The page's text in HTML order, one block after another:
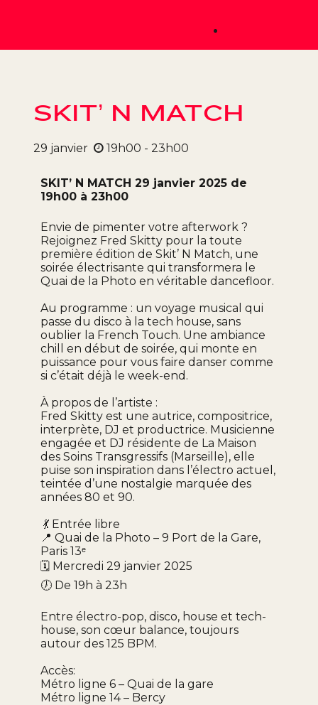
SKIT’ N MATCH
29 janvier 19h00 - 23h00
SKIT’ N MATCH 29 janvier 2025 de
19h00 à 23h00
Envie de pimenter votre afterwork ?
Rejoignez Fred Skitty pour la toute
première édition de Skit’ N Match, une
soirée électrisante qui transformera le
Quai de la Photo en véritable dancefloor.
Au programme : un voyage musical qui
passe du disco à la tech house, sans
oublier la French Touch. Une ambiance
chill en début de soirée, qui monte en
puissance pour vous faire danser comme
si c’était déjà le week-end.
À propos de l’artiste :
Fred Skitty est une autrice, compositrice,
interprète, DJ et productrice. Musicienne
engagée et DJ résidente de La Maison
des Soins Transgressifs (Marseille), elle
puise son inspiration dans l’électro actuel,
teintée d’une nostalgie marquée des
années 80 et 90.
💃Entrée libre
📍 Quai de la Photo – 9 Port de la Gare,
Paris 13ᵉ
🗓️Mercredi 29 janvier 2025
🕖De 19h à 23h
Entre électro-pop, disco, house et tech-
house, son cœur balance, toujours
autour des 125 BPM.
Accès:
Métro ligne 6 – Quai de la gare
Métro ligne 14 – Bercy